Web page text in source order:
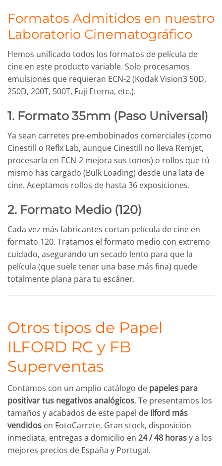
Formatos Admitidos en nuestro
Laboratorio Cinematográfico
Hemos unificado todos los formatos de película de
cine en este producto variable. Solo procesamos
emulsiones que requieran ECN-2 (Kodak Vision3 50D,
250D, 200T, 500T, Fuji Eterna, etc.).
1. Formato 35mm (Paso Universal)
Ya sean carretes pre-embobinados comerciales (como
Cinestill o Reflx Lab, aunque Cinestill no lleva Remjet,
procesarla en ECN-2 mejora sus tonos) o rollos que tú
mismo has cargado (Bulk Loading) desde una lata de
cine. Aceptamos rollos de hasta 36 exposiciones.
2. Formato Medio (120)
Cada vez más fabricantes cortan película de cine en
formato 120. Tratamos el formato medio con extremo
cuidado, asegurando un secado lento para que la
película (que suele tener una base más fina) quede
totalmente plana para tu escáner.
Otros tipos de Papel
ILFORD RC y FB
Superventas
Contamos con un amplio catálogo de papeles para
positivar tus negativos analógicos. Te presentamos los
tamaños y acabados de este papel de Ilford más
vendidos en FotoCarrete. Gran stock, disposición
inmediata, entregas a domicilio en 24 / 48 horasy a los
mejores precios de España y Portugal.